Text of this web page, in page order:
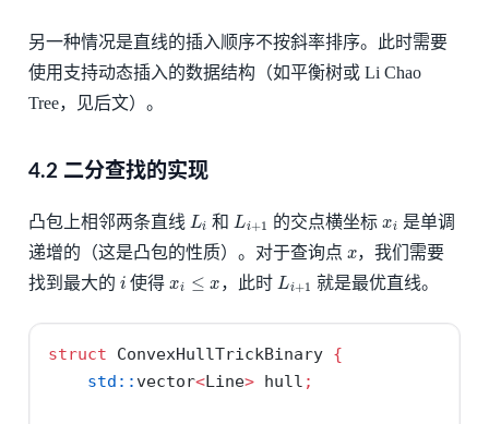
另一种情况是直线的插入顺序不按斜率排序。此时需要
使用支持动态插入的数据结构（如平衡树或 Li Chao
Tree，见后文）。
4.2 二分查找的实现
凸包上相邻两条直线 L 和 L 的交点横坐标
是单调
递增的（这是凸包的性质）。对于查询点
，我们需要
找到最大的 i 使得 x ，此时 L 就是最优直线。
struct ConvexHullTrickBinary {
std:: vector<Line> hull ;